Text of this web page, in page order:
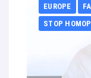
EUROPE
STOP